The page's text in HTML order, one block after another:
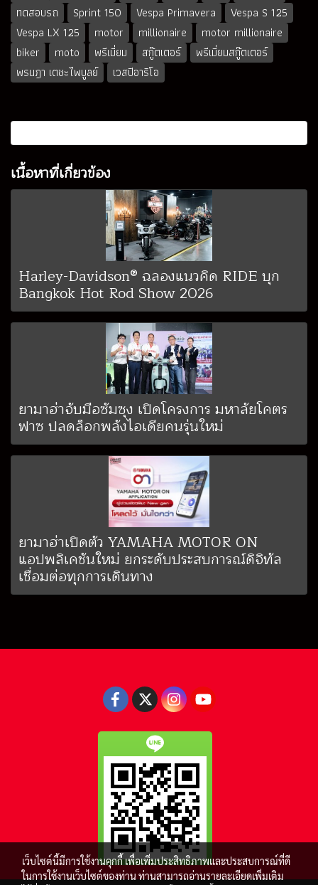
ทดสอบรถ
Sprint 150 Vespa Primavera
Vespa S 125
Vespa LX 125
motor millionaire
motor millionaire
biker
moto พรีเมี่ยม สกู๊ตเตอร์
พรีเมี่ยมสกู๊ตเตอร์
พรนฎา เตชะไพบูลย์
เวสปิอาริโอ
เนื้อหาที่เกี่ยวข้อง
Harley-Davidson® ฉลองแนวคิด RIDE บุก
Bangkok Hot Rod Show 2026
ยามาฮ่าจับมือซัมซุง เปิดโครงการ มหาลัยโคตร
ฟาซ ปลดล็อกพลังไอเดียคนรุ่นใหม่
ยามาฮ่าเปิดตัว YAMAHA MOTOR ON
แอปพลิเคชันใหม่ ยกระดับประสบการณ์ดิจิทัล
เชื่อมต่อทุกการเดินทาง
เว็บไซต์นี้มีการใช้งานคุกกี้ เพื่อเพิ่มประสิทธิภาพและประสบการณ์ที่ดี
ในการใช้งานเว็บไซต์ของท่าน ท่านสามารถอ่านรายละเอียดเพิ่มเติม